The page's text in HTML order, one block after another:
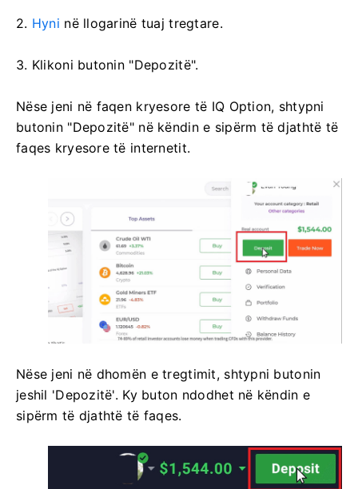
2. Hyni në llogarinë tuaj tregtare.
3. Klikoni butonin "Depozitë".
Nëse jeni në faqen kryesore të IQ Option, shtypni
butonin "Depozitë" në këndin e sipërm të djathtë të
faqes kryesore të internetit.
Nëse jeni në dhomën e tregtimit, shtypni butonin
jeshil 'Depozitë'. Ky buton ndodhet në këndin e
sipërm të djathtë të faqes.